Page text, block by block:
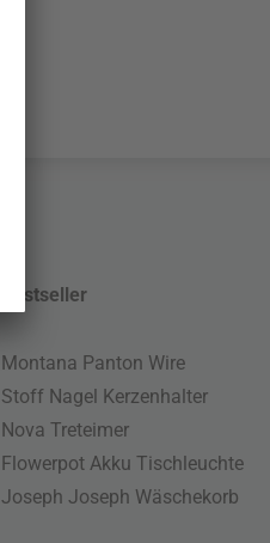
Bestseller
Montana Panton Wire
Stoff Nagel Kerzenhalter
Nova Treteimer
Flowerpot Akku Tischleuchte
Joseph Joseph Wäschekorb